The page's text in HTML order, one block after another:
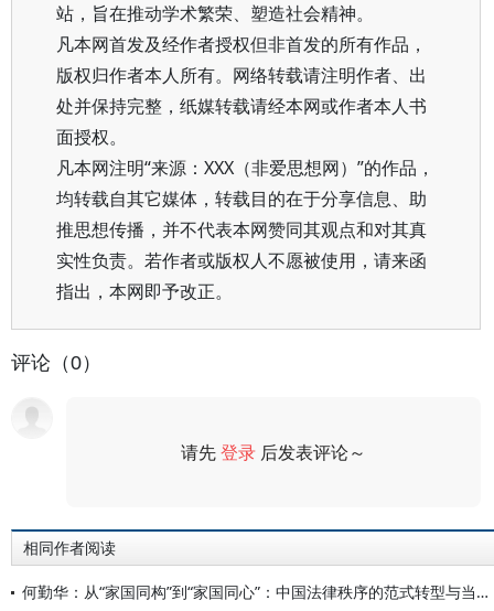
站，旨在推动学术繁荣、塑造社会精神。
凡本网首发及经作者授权但非首发的所有作品，
版权归作者本人所有。网络转载请注明作者、出
处并保持完整，纸媒转载请经本网或作者本人书
面授权。
凡本网注明“来源：XXX（非爱思想网）”的作品，
均转载自其它媒体，转载目的在于分享信息、助
推思想传播，并不代表本网赞同其观点和对其真
实性负责。若作者或版权人不愿被使用，请来函
指出，本网即予改正。
评论（0）
请先登录 后发表评论～
相同作者阅读
何勤华：从“家国同构”到“家国同心”：中国法律秩序的范式转型与当代重塑